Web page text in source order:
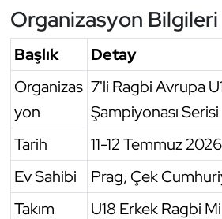
Organizasyon Bilgileri
Başlık
Detay
Organizas
yon
7'li Ragbi Avrupa
Şampiyonası Serisi
Tarih
11-12 Temmuz 2026
Ev Sahibi
Prag, Çek
Takım
U18 Erkek Ragbi
Ragbi
Satranç
Su Topu
Sualtı Sporları
Tekvando
Tenis